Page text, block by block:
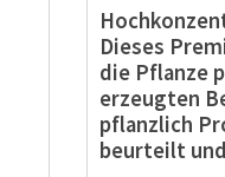
Dieses
die Pflanze
erzeugten
pflanzlich
beurteilt